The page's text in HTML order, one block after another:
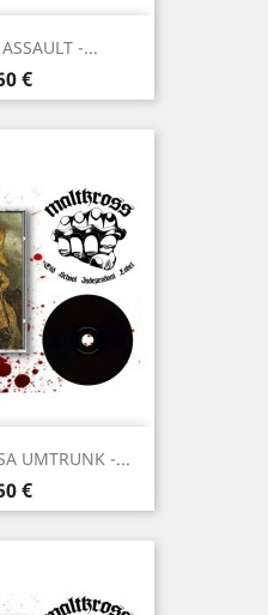
-...
€
UMTRUNK -...
€